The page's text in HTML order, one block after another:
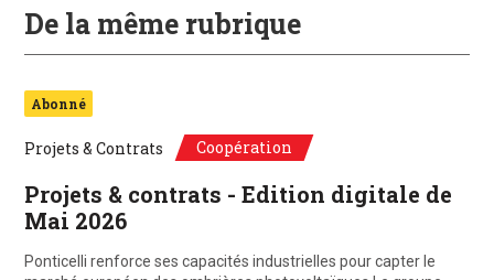
De la même rubrique
Abonné
Projets & Contrats Coopération
Projets & contrats - Edition digitale de
Mai 2026
Ponticelli renforce ses capacités industrielles pour capter le